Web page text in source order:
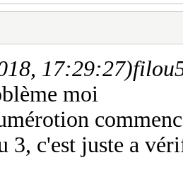
17:29:27)
moi
3, c'est juste a